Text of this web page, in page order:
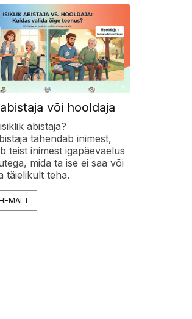
või hooldaja
abistaja?
tähendab inimest,
teist inimest igapäevaelus
mida ta ise ei saa või
täielikult teha.